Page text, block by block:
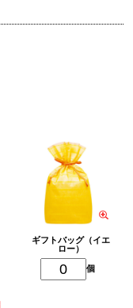
ギフトバッグ（イエ
ロー）
個